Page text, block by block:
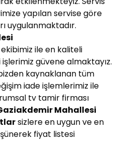
yapılan servise göre
uygulanmaktadır.
ile en kaliteli
güvene almaktayız.
kaynaklanan tüm
iade işlemlerimiz ile
tv tamir firması
Mahallesi
sizlere en uygun ve en
fiyat listesi